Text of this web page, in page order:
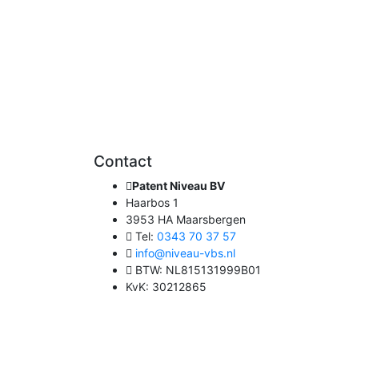
Contact
Patent Niveau BV
Haarbos 1
3953 HA Maarsbergen
Tel: 0343 70 37 57
info@niveau-vbs.nl
BTW: NL815131999B01
KvK: 30212865